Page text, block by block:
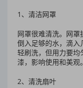
1 、清洁网罩
网罩很难清洗。网
倒入足够的水，滴入
轻刷洗，但用力要均
漆，影响使用和美观。
2、清洗扇叶